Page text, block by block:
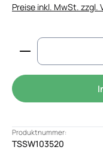
Preise inkl. MwSt. zzgl.
Produkt
Produktnummer:
TSSW103520